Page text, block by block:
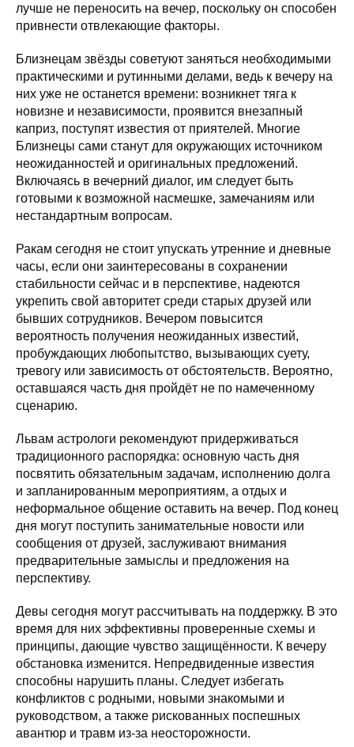
лучше не переносить на вечер, поскольку он способен
привнести отвлекающие факторы.
Близнецам звёзды советуют заняться необходимыми
практическими и рутинными делами, ведь к вечеру на
них уже не останется времени: возникнет тяга к
новизне и независимости, проявится внезапный
каприз, поступят известия от приятелей. Многие
Близнецы сами станут для окружающих источником
неожиданностей и оригинальных предложений.
Включаясь в вечерний диалог, им следует быть
готовыми к возможной насмешке, замечаниям или
нестандартным вопросам.
Ракам сегодня не стоит упускать утренние и дневные
часы, если они заинтересованы в сохранении
стабильности сейчас и в перспективе, надеются
укрепить свой авторитет среди старых друзей или
бывших сотрудников. Вечером повысится
вероятность получения неожиданных известий,
пробуждающих любопытство, вызывающих суету,
тревогу или зависимость от обстоятельств. Вероятно,
оставшаяся часть дня пройдёт не по намеченному
сценарию.
Львам астрологи рекомендуют придерживаться
традиционного распорядка: основную часть дня
посвятить обязательным задачам, исполнению долга
и запланированным мероприятиям, а отдых и
неформальное общение оставить на вечер. Под конец
дня могут поступить занимательные новости или
сообщения от друзей, заслуживают внимания
предварительные замыслы и предложения на
перспективу.
Девы сегодня могут рассчитывать на поддержку. В это
время для них эффективны проверенные схемы и
принципы, дающие чувство защищённости. К вечеру
обстановка изменится. Непредвиденные известия
способны нарушить планы. Следует избегать
конфликтов с родными, новыми знакомыми и
руководством, а также рискованных поспешных
авантюр и травм из-за неосторожности.